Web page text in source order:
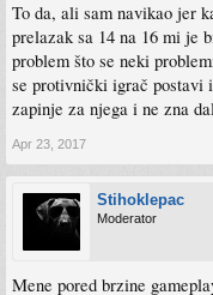
To da, ali sam navikao jer
prelazak sa 14 na 16 mi je
problem što se neki
se protivnički igrač postavi
zapinje za njega i ne zna
Apr 23, 2017
Stihoklepac
Moderator
Mene pored brzine